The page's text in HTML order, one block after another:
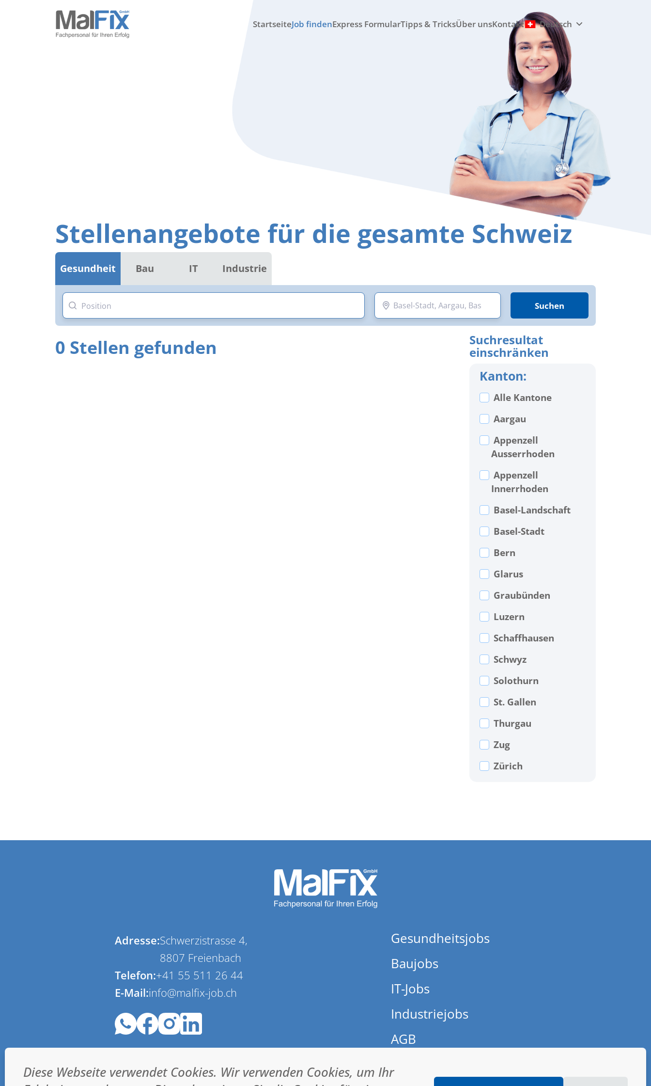
StartseiteJob findenExpress FormularTipps & TricksÜber unsKontakt Deutsch
Stellenangebote für die gesamte Schweiz
Gesundheit Bau IT Industrie
Suchen
Diese Webseite verwendet Cookies. Wir verwenden Cookies, um Ihr
0 Stellen gefunden Suchresultat
einschränken
Kanton:
Alle Kantone
Aargau
Appenzell
Ausserrhoden
Appenzell
Innerrhoden
Basel-Landschaft
Basel-Stadt
Bern
Glarus
Graubünden
Luzern
Schaffhausen
Schwyz
Solothurn
St. Gallen
Thurgau
Zug
Zürich
Adresse:Schwerzistrasse 4,
8807 Freienbach
Telefon:+41 55 511 26 44
E-Mail:info@malfix-job.ch
Gesundheitsjobs
Baujobs
IT-Jobs
Industriejobs
AGB
Datenschutz